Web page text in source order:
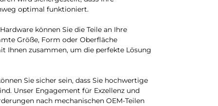
optimal funktioniert.
können Sie die Teile an Ihre
Größe, Form oder Oberfläche
Ihnen zusammen, um die perfekte Lösung
Sie sicher sein, dass Sie hochwertige
Unser Engagement für Exzellenz und
nach mechanischen OEM-Teilen